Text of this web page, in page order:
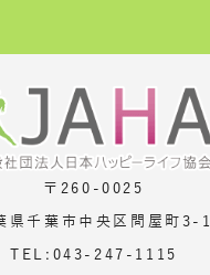
〒260-0025
県千葉市中央区問屋町3-1
TEL:043-247-1115